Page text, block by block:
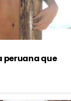
peruana que